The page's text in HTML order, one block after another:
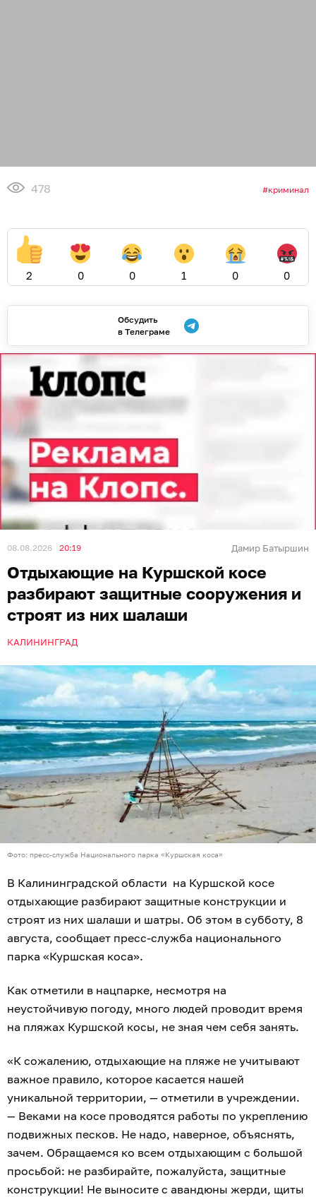
478 криминал
2 0 0 1 0 0
Обсудить
в Телеграме
08.08.2026 20:19 Дамир Батыршин
Отдыхающие на Куршской косе
разбирают защитные сооружения и
строят из них шалаши
КАЛИНИНГРАД
Фото: пресс-служба Национального парка «Куршская коса»
В Калининградской области на Куршской косе
отдыхающие разбирают защитные конструкции и
строят из них шалаши и шатры. Об этом в субботу, 8
августа, сообщает пресс-служба национального
парка «Куршская коса».
Как отметили в нацпарке, несмотря на
неустойчивую погоду, много людей проводит время
на пляжах Куршской косы, не зная чем себя занять.
«К сожалению, отдыхающие на пляже не учитывают
важное правило, которое касается нашей
уникальной территории, — отметили в учреждении.
— Веками на косе проводятся работы по укреплению
подвижных песков. Не надо, наверное, объяснять,
зачем. Обращаемся ко всем отдыхающим с большой
просьбой: не разбирайте, пожалуйста, защитные
конструкции! Не выносите с авандюны жерди, щиты